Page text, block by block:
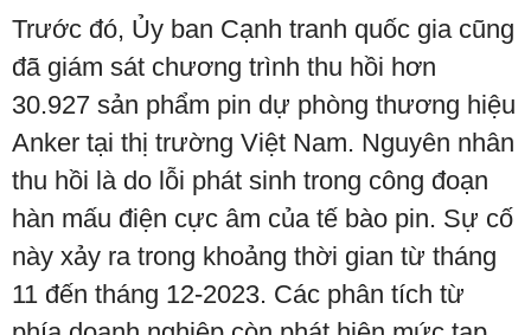
Trước đó, Ủy ban Cạnh tranh quốc gia cũng
đã giám sát chương trình thu hồi hơn
30.927 sản phẩm pin dự phòng thương hiệu
Anker tại thị trường Việt Nam. Nguyên nhân
thu hồi là do lỗi phát sinh trong công đoạn
hàn mấu điện cực âm của tế bào pin. Sự cố
này xảy ra trong khoảng thời gian từ tháng
11 đến tháng 12-2023. Các phân tích từ